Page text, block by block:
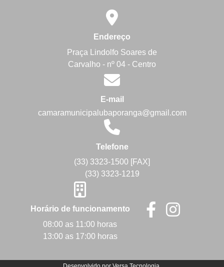
Endereço
Praça Lindolfo Soares de
Carvalho - nº 04 - Centro
E-mail
camaramunicipalubaporanga@gmail.com
Telefone
(33) 3323-1500 [FAX]
(33) 3323-1219
Horário de funcionamento
08:00 as 11:00 horas
13:00 as 17:00 horas